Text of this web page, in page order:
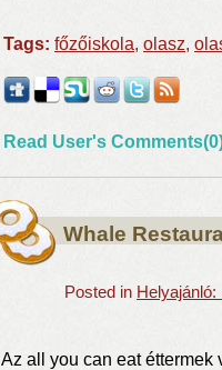
Tags: főzőiskola, olasz,
Read User's
Whale
Posted in
Az all you can eat